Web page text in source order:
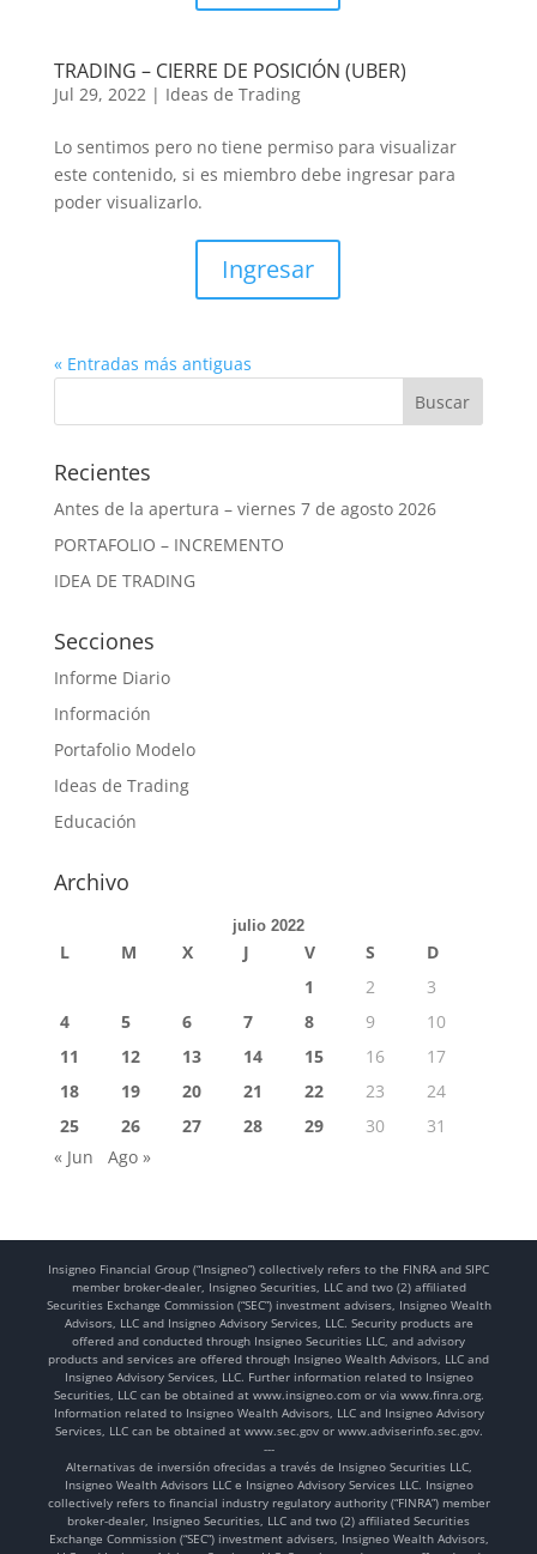
TRADING – CIERRE DE POSICIÓN (UBER)
Jul 29, 2022| Ideas de Trading
Lo sentimos pero no tiene permiso para visualizar
este contenido, si es miembro debe ingresar para
poder visualizarlo.
Ingresar
« Entradas más antiguas
Recientes
Antes de la apertura – viernes 7 de agosto 2026
PORTAFOLIO – INCREMENTO
IDEA DE TRADING
Secciones
Informe Diario
Información
Portafolio Modelo
Ideas de Trading
Educación
Archivo
julio 2022
L M X J V S
D
1
2
3
4
5 6 7 8 9
10
11
12 13 14 15 16
17
18
19 20 21 22 23
24
25
26 27 28 29 30
31
« Jun
Ago »
Insigneo Financial Group (“Insigneo”) collectively refers to the FINRA and SIPC
member broker-dealer, Insigneo Securities, LLC and two (2) affiliated
Securities Exchange Commission (“SEC”) investment advisers, Insigneo Wealth
Advisors, LLC and Insigneo Advisory Services, LLC. Security products are
offered and conducted through Insigneo Securities LLC, and advisory
products and services are offered through Insigneo Wealth Advisors, LLC and
Insigneo Advisory Services, LLC. Further information related to Insigneo
Securities, LLC can be obtained at www.insigneo.com or via www.finra.org.
Information related to Insigneo Wealth Advisors, LLC and Insigneo Advisory
Services, LLC can be obtained at www.sec.gov or www.adviserinfo.sec.gov.
---
Alternativas de inversión ofrecidas a través de Insigneo Securities LLC,
Insigneo Wealth Advisors LLC e Insigneo Advisory Services LLC. Insigneo
collectively refers to financial industry regulatory authority (“FINRA”) member
broker-dealer, Insigneo Securities, LLC and two (2) affiliated Securities
Exchange Commission (“SEC”) investment advisers, Insigneo Wealth Advisors,